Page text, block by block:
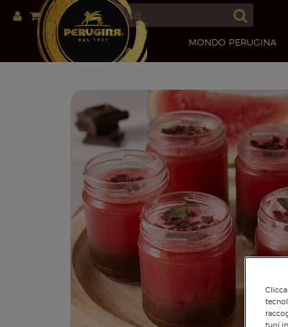
MONDO PERUGINA
tuoi